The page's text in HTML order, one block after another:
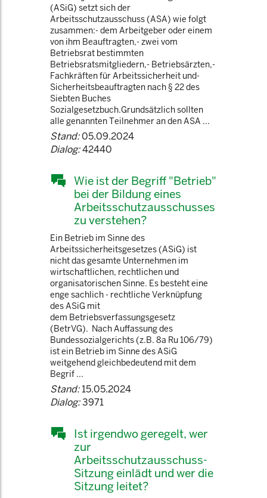
(ASiG) setzt sich der
Arbeitsschutzausschuss (ASA) wie folgt
zusammen:- dem Arbeitgeber oder einem
von ihm Beauftragten,- zwei vom
Betriebsrat bestimmten
Betriebsratsmitgliedern,- Betriebsärzten,-
Fachkräften für Arbeitssicherheit und-
Sicherheitsbeauftragten nach § 22 des
Siebten Buches
Sozialgesetzbuch.Grundsätzlich sollten
alle genannten Teilnehmer an den ASA ...
Stand:05.09.2024
Dialog:42440
Wie ist der Begriff "Betrieb"
bei der Bildung eines
Arbeitsschutzausschusses
zu verstehen?
Ein Betrieb im Sinne des
Arbeitssicherheitsgesetzes (ASiG) ist
nicht das gesamte Unternehmen im
wirtschaftlichen, rechtlichen und
organisatorischen Sinne. Es besteht eine
enge sachlich - rechtliche Verknüpfung
des ASiG mit
dem Betriebsverfassungsgesetz
(BetrVG). Nach Auffassung des
Bundessozialgerichts (z.B. 8a Ru 106/79)
ist ein Betrieb im Sinne des ASiG
weitgehend gleichbedeutend mit dem
Begrif ...
Stand:15.05.2024
Dialog:3971
Ist irgendwo geregelt, wer
zur
Arbeitsschutzausschuss-
Sitzung einlädt und wer die
Sitzung leitet?